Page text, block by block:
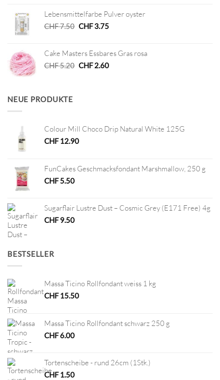
CHF 8.80CHF 4.40.
Lebensmittelfarbe Pulver oyster
CHF7.50 Ursprünglicher
CHF 7.50
CHF3.75Aktueller
CHF 3.75.
Cake Masters Essbares Gras rosa
CHF5.20 Ursprünglicher
CHF2.60Aktueller
NEUE PRODUKTE
Colour Mill Choco Drip Natural White 125G
CHF12.90
FunCakes Geschmacksfondant Marshmallow, 250 g
CHF5.50
Sugarflair Lustre Dust – Cosmic Grey (E171 Free) 4g
CHF9.50
BESTSELLER
Massa Ticino Rollfondant weiss 1 kg
CHF15.50
Massa Ticino Rollfondant schwarz 250 g
CHF6.00
Tortenscheibe - rund 26cm (1Stk.)
CHF1.50